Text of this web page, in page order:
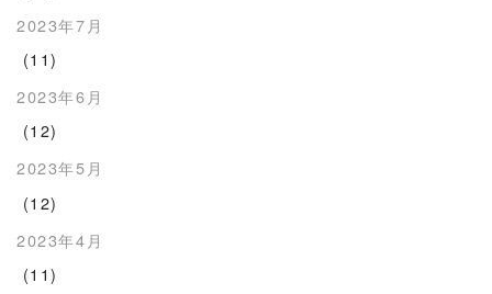
2023年7月
(11)
2023年6月
(12)
2023年5月
(12)
2023年4月
(11)